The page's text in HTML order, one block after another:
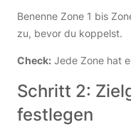
Benenne Zone 1 bis
zu, bevor du koppelst.
Check: Jede Zone hat
Schritt 2:
festlegen